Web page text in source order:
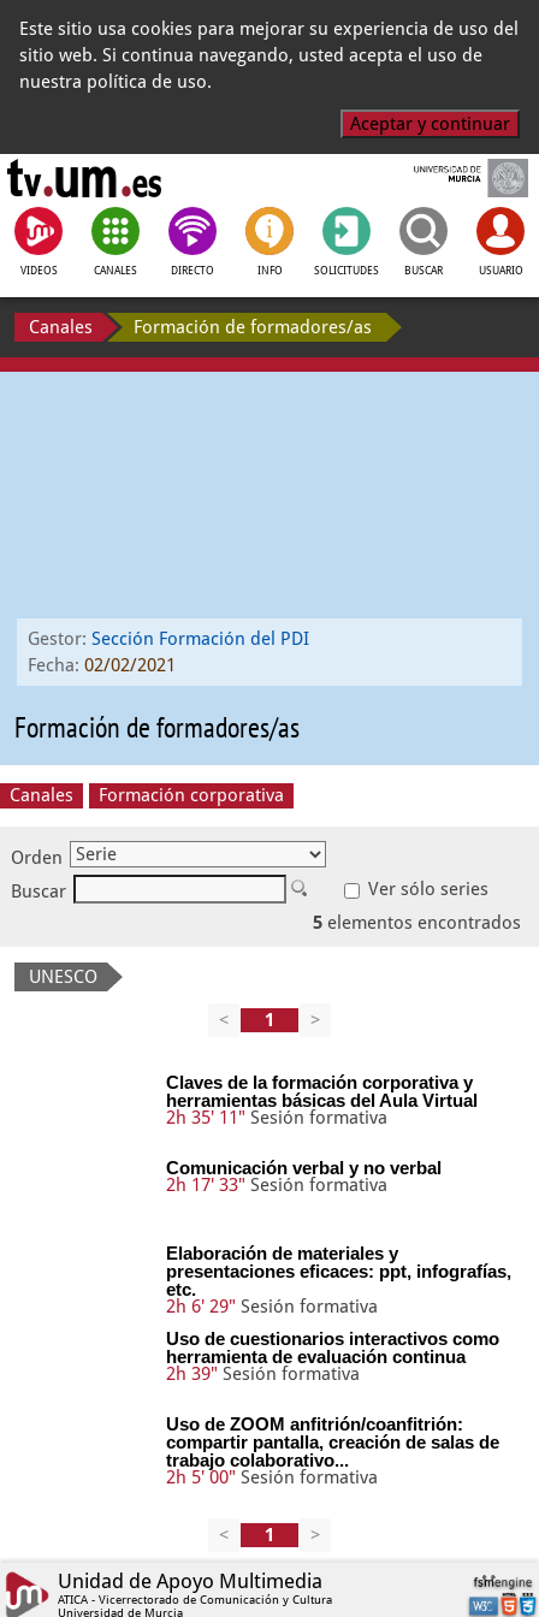
Este sitio usa cookies para mejorar su experiencia de uso del
sitio web. Si continua navegando, usted acepta el uso de
nuestra política de uso.
Aceptar y continuar
VIDEOS CANALES DIRECTO INFO SOLICITUDES BUSCAR USUARIO
Canales Formación de formadores/as
Gestor: Sección Formación del PDI
Fecha: 02/02/2021
Formación de formadores/as
Canales Formación corporativa
Orden
Buscar
Ver sólo series
5 elementos encontrados
UNESCO
<
>
Claves de la formación corporativa y
herramientas básicas del Aula Virtual
2h 35' 11" Sesión formativa
Comunicación verbal y no verbal
2h 17' 33" Sesión formativa
Elaboración de materiales y
presentaciones eficaces: ppt, infografías,
etc.
2h 6' 29" Sesión formativa
Uso de cuestionarios interactivos como
herramienta de evaluación continua
2h 39" Sesión formativa
Uso de ZOOM anfitrión/coanfitrión:
compartir pantalla, creación de salas de
trabajo colaborativo...
2h 5' 00" Sesión formativa
< >
Unidad de Apoyo Multimedia
ATICA - Vicerrectorado de Comunicación y Cultura
Universidad de Murcia